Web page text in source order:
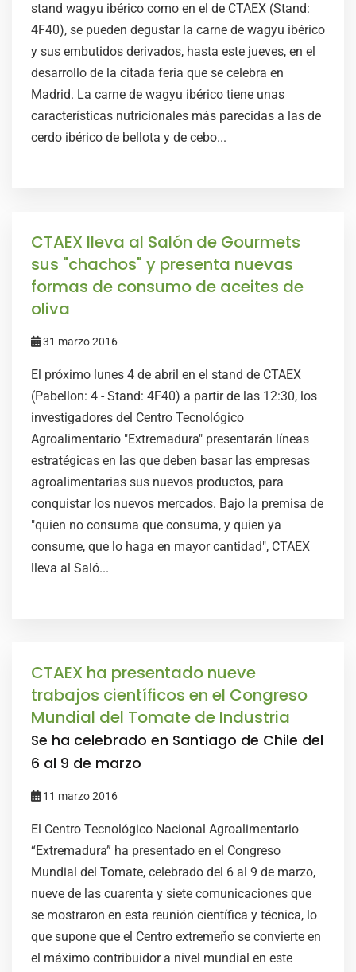
stand wagyu ibérico como en el de CTAEX (Stand:
4F40), se pueden degustar la carne de wagyu ibérico
y sus embutidos derivados, hasta este jueves, en el
desarrollo de la citada feria que se celebra en
Madrid. La carne de wagyu ibérico tiene unas
características nutricionales más parecidas a las de
cerdo ibérico de bellota y de cebo...
CTAEX lleva al Salón de Gourmets
sus "chachos" y presenta nuevas
formas de consumo de aceites de
oliva
31 marzo 2016
El próximo lunes 4 de abril en el stand de CTAEX
(Pabellon: 4 - Stand: 4F40) a partir de las 12:30, los
investigadores del Centro Tecnológico
Agroalimentario "Extremadura" presentarán líneas
estratégicas en las que deben basar las empresas
agroalimentarias sus nuevos productos, para
conquistar los nuevos mercados. Bajo la premisa de
"quien no consuma que consuma, y quien ya
consume, que lo haga en mayor cantidad", CTAEX
lleva al Saló...
CTAEX ha presentado nueve
trabajos científicos en el Congreso
Mundial del Tomate de Industria
Se ha celebrado en Santiago de Chile del
6 al 9 de marzo
11 marzo 2016
El Centro Tecnológico Nacional Agroalimentario
“Extremadura” ha presentado en el Congreso
Mundial del Tomate, celebrado del 6 al 9 de marzo,
nueve de las cuarenta y siete comunicaciones que
se mostraron en esta reunión científica y técnica, lo
que supone que el Centro extremeño se convierte en
el máximo contribuidor a nivel mundial en este